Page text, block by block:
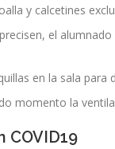
y calcetines
el
en la sala
momento la
COVID19